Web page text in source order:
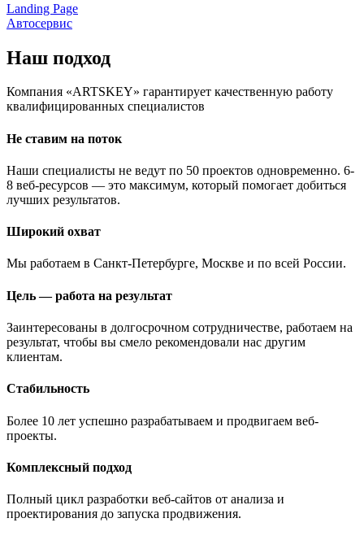
Landing Page
Автосервис
Наш подход
Компания «ARTSKEY» гарантирует качественную работу
квалифицированных специалистов
Не ставим на поток
Наши специалисты не ведут по 50 проектов одновременно. 6-
8 веб-ресурсов — это максимум, который помогает добиться
лучших результатов.
Широкий охват
Мы работаем в Санкт-Петербурге, Москве и по всей России.
Цель — работа на результат
Заинтересованы в долгосрочном сотрудничестве, работаем на
результат, чтобы вы смело рекомендовали нас другим
клиентам.
Стабильность
Более 10 лет успешно разрабатываем и продвигаем веб-
проекты.
Комплексный подход
Полный цикл разработки веб-сайтов от анализа и
проектирования до запуска продвижения.